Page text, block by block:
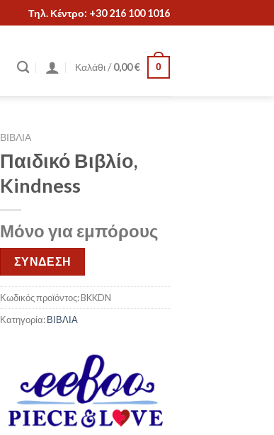
Τηλ. Κέντρο: +30 216 100 1016
Καλάθι /0,00€ 0
ΒΙΒΛΙΑ
Παιδικό Βιβλίο,
Kindness
Μόνο για εμπόρους
ΣΥΝΔΕΣΗ
Κωδικός προϊόντος:BKKDN
Κατηγορία:ΒΙΒΛΙΑ